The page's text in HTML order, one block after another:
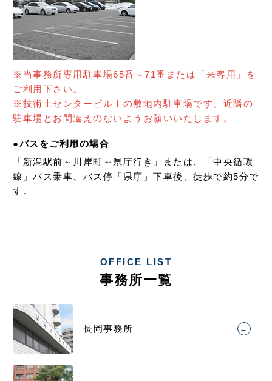
※当事務所専用駐車場65番～71番または「来客用」を
ご利用下さい。
※技術士センタービルⅠの敷地内駐車場です。近隣の
駐車場とお間違えのないようお願いいたします。
●バスをご利用の場合
「新潟駅前～川岸町～県庁行き」または、「中央循環
線」バス乗車、バス停「県庁」下車後、徒歩で約5分で
す。
OFFICE LIST
事務所一覧
長岡事務所 →